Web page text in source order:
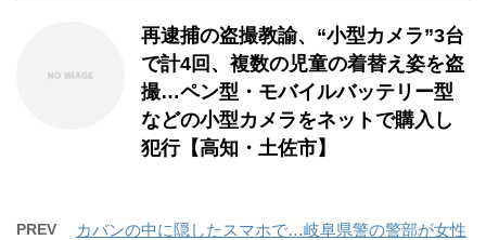
再逮捕の盗撮教諭、“小型カメラ”3台
で計4回、複数の児童の着替え姿を盗
撮…ペン型・モバイルバッテリー型
などの小型カメラをネットで購入し
犯行【高知・土佐市】
PREV
カバンの中に隠したスマホで…岐阜県警の警部が女性